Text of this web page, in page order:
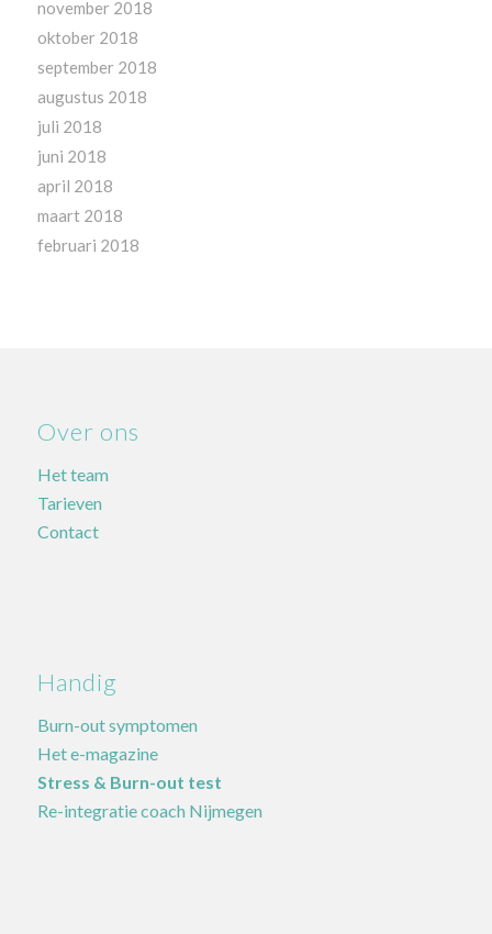
november 2018
oktober 2018
september 2018
augustus 2018
juli 2018
juni 2018
april 2018
maart 2018
februari 2018
Over ons
Het team
Tarieven
Contact
Handig
Burn-out symptomen
Het e-magazine
Stress & Burn-out test
Re-integratie coach Nijmegen